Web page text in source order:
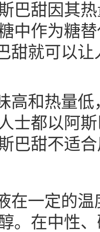
巴甜因其
中作为糖
甜就可以
高和热量
士都以阿
巴甜不适
在一定的
。在中性